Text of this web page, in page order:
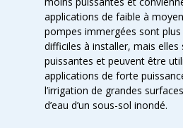
applications de faible à
pompes immergées sont
difficiles à installer, mais elles
puissantes et peuvent être
applications de forte
l’irrigation de grandes
d’eau d’un sous-sol inondé.